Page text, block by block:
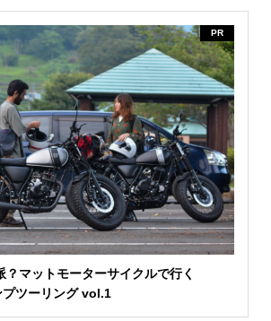
PR
？マットモーターサイクルで行く
ツーリング vol.1